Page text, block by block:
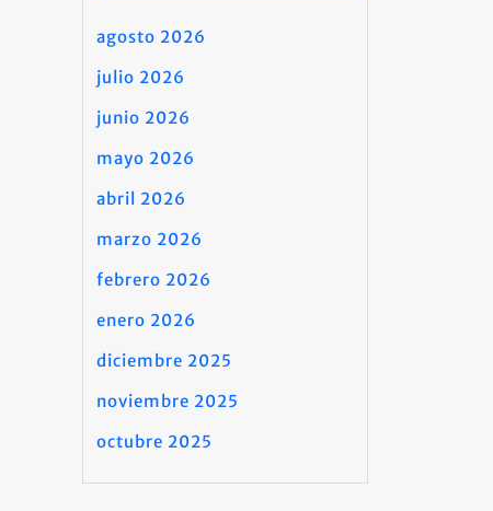
agosto 2026
julio 2026
junio 2026
mayo 2026
abril 2026
marzo 2026
febrero 2026
enero 2026
diciembre 2025
noviembre 2025
octubre 2025